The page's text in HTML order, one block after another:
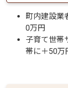
町内建設業
0万円
子育て世帯
帯に＋50万